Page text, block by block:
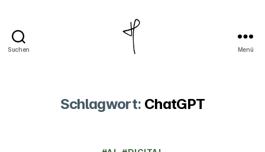
Suchen Menü
Schlagwort: ChatGPT